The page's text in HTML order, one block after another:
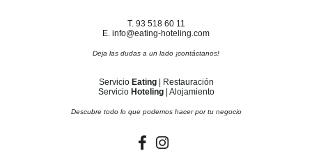
T. 93 518 60 11
E. info@eating-hoteling.com
Deja las dudas a un lado ¡contáctanos!
Servicio Eating| Restauración
Servicio Hoteling| Alojamiento
Descubre todo lo que podemos hacer por tu negocio